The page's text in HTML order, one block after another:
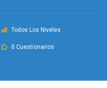
Todos Los Niveles
0 Cuestionarios